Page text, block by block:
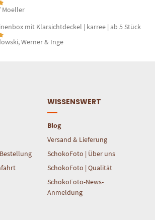
Moeller
mit Klarsichtdeckel | karree | ab 5 Stück
Werner & Inge
WISSENSWERT
Blog
Versand & Lieferung
SchokoFoto | Über uns
SchokoFoto | Qualität
SchokoFoto-News-
Anmeldung